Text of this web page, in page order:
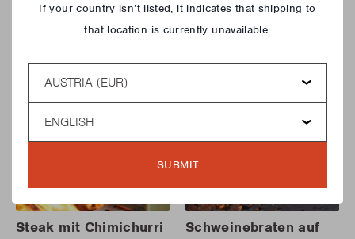
Steak mit Chimichurri
Schweinebraten auf
If your country isn’t listed, it indicates that shipping to
that location is currently unavailable.
Country
Language
SUBMIT